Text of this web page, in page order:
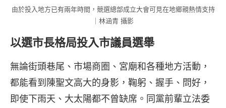
由於投入地方已有兩年時間，競選總部成立大會可見在地鄉親熱情支持
｜林涵青 攝影
以選市長格局投入市議員選舉
無論街頭巷尾、市場商圈、宮廟和各種地方活動，
都能看到陳聖文高大的身影，鞠躬、握手、問好，
即使下雨天、大太陽都不曾缺席。同黨前輩立法委